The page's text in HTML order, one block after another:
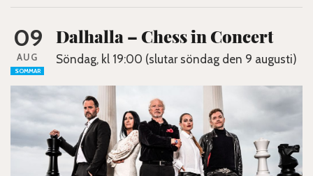
09
AUG
SOMMAR
Dalhalla – Chess in Concert
Söndag, kl 19:00 (slutar söndag den 9 augusti)